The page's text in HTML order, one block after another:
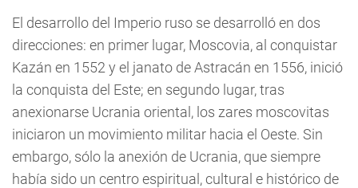
El desarrollo del Imperio ruso se desarrolló en dos
direcciones: en primer lugar, Moscovia, al conquistar
Kazán en 1552 y el janato de Astracán en 1556, inició
la conquista del Este; en segundo lugar, tras
anexionarse Ucrania oriental, los zares moscovitas
iniciaron un movimiento militar hacia el Oeste. Sin
embargo, sólo la anexión de Ucrania, que siempre
había sido un centro espiritual, cultural e histórico de